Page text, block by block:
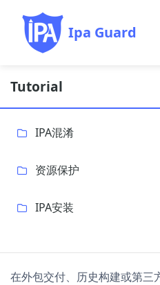
Ipa Guard
Tutorial
IPA混淆
资源保护
IPA安装
在外包交付、历史构建或第三